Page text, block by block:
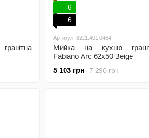
6
6
Артикул: 8221.401.0464
Мийка на кухню
Fabiano Arc 62x50 Beige
7 290 грн
5 103 грн